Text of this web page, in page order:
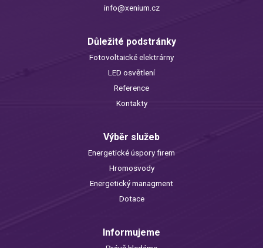
info@xenium.cz
Důležité podstránky
Fotovoltaické elektrárny
LED osvětlení
Reference
Kontakty
Výběr služeb
Energetické úspory firem
Hromosvody
Energetický managment
Dotace
Informujeme